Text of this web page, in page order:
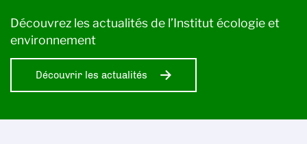
Découvrez les actualités de l’Institut écologie et
environnement
Découvrir les actualités